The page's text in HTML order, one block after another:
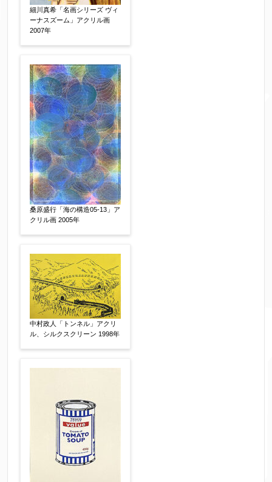
体裁 【任意】
サイン等の有無 【任意】
サイン有(自筆)
鑑定証書付
共箱
その他
限定番号 【任意】
売却希望時期 【任意】
すぐに売りたい
その他
他社様の査定価格 【任意】
査定額：
※他社様からご提示された査定額がございました
細川真希「名画シリーズ ヴィ
ーナスズーム」アクリル画
2007年
桑原盛行「海の構造05-13」ア
クリル画 2005年
中村政人「トンネル」アクリ
ル、シルクスクリーン 1998年